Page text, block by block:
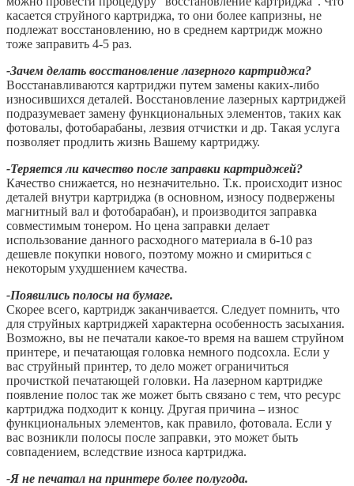
касается струйного картриджа, то они более капризны, не
подлежат восстановлению, но в среднем картридж можно
тоже заправить 4-5 раз.
-Зачем делать восстановление лазерного картриджа?
Восстанавливаются картриджи путем замены каких-либо
износившихся деталей. Восстановление лазерных картриджей
подразумевает замену функциональных элементов, таких как
фотовалы, фотобарабаны, лезвия отчистки и др. Такая услуга
позволяет продлить жизнь Вашему картриджу.
-Теряется ли качество после заправки картриджей?
Качество снижается, но незначительно. Т.к. происходит износ
деталей внутри картриджа (в основном, износу подвержены
магнитный вал и фотобарабан), и производится заправка
совместимым тонером. Но цена заправки делает
использование данного расходного материала в 6-10 раз
дешевле покупки нового, поэтому можно и смириться с
некоторым ухудшением качества.
-Появились полосы на бумаге.
Скорее всего, картридж заканчивается. Следует помнить, что
для струйных картриджей характерна особенность засыхания.
Возможно, вы не печатали какое-то время на вашем струйном
принтере, и печатающая головка немного подсохла. Если у
вас струйный принтер, то дело может ограничиться
прочисткой печатающей головки. На лазерном картридже
появление полос так же может быть связано с тем, что ресурс
картриджа подходит к концу. Другая причина – износ
функциональных элементов, как правило, фотовала. Если у
вас возникли полосы после заправки, это может быть
совпадением, вследствие износа картриджа.
-Я не печатал на принтере более полугода.